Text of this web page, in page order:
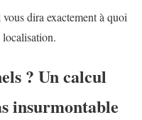
dira exactement à quoi
? Un calcul
insurmontable